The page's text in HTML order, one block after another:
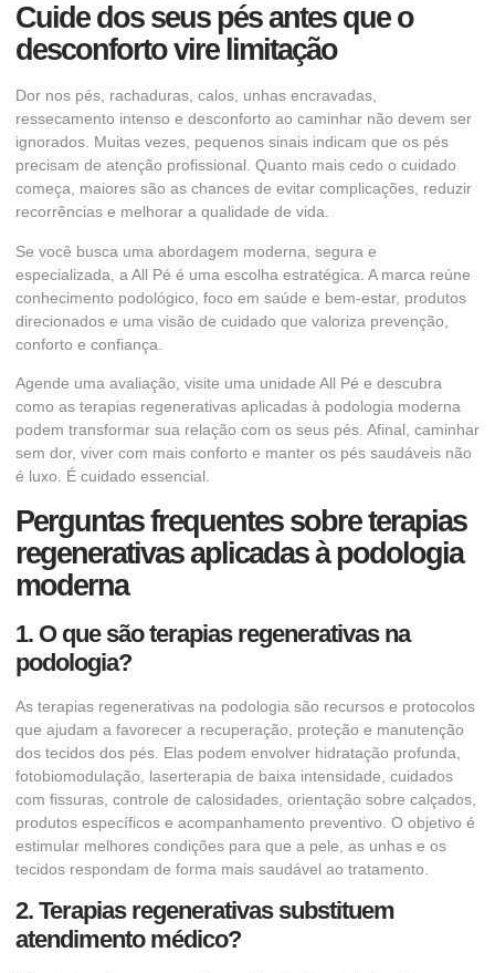
Cuide dos seus pés antes que o
desconforto vire limitação
Dor nos pés, rachaduras, calos, unhas encravadas,
ressecamento intenso e desconforto ao caminhar não devem ser
ignorados. Muitas vezes, pequenos sinais indicam que os pés
precisam de atenção profissional. Quanto mais cedo o cuidado
começa, maiores são as chances de evitar complicações, reduzir
recorrências e melhorar a qualidade de vida.
Se você busca uma abordagem moderna, segura e
especializada, a All Pé é uma escolha estratégica. A marca reúne
conhecimento podológico, foco em saúde e bem-estar, produtos
direcionados e uma visão de cuidado que valoriza prevenção,
conforto e confiança.
Agende uma avaliação, visite uma unidade All Pé e descubra
como as terapias regenerativas aplicadas à podologia moderna
podem transformar sua relação com os seus pés. Afinal, caminhar
sem dor, viver com mais conforto e manter os pés saudáveis não
é luxo. É cuidado essencial.
Perguntas frequentes sobre terapias
regenerativas aplicadas à podologia
moderna
1. O que são terapias regenerativas na
podologia?
As terapias regenerativas na podologia são recursos e protocolos
que ajudam a favorecer a recuperação, proteção e manutenção
dos tecidos dos pés. Elas podem envolver hidratação profunda,
fotobiomodulação, laserterapia de baixa intensidade, cuidados
com fissuras, controle de calosidades, orientação sobre calçados,
produtos específicos e acompanhamento preventivo. O objetivo é
estimular melhores condições para que a pele, as unhas e os
tecidos respondam de forma mais saudável ao tratamento.
2. Terapias regenerativas substituem
atendimento médico?